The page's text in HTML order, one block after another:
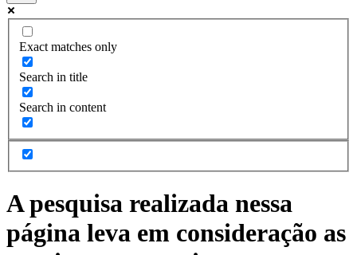
Exact matches only
Search in title
Search in content
A pesquisa realizada nessa
página leva em consideração as